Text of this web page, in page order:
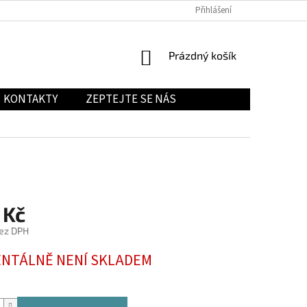
Přihlášení
NÁKUPNÍ
Prázdný košík
KONTAKTY ZEPTEJTE SE NÁS
DPH
NENÍ SKLADEM